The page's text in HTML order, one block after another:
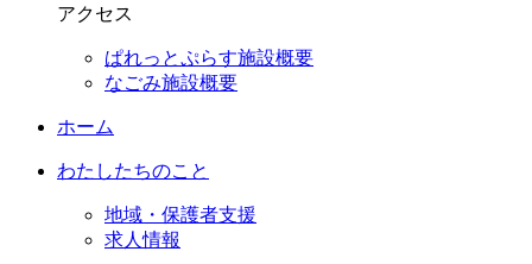
アクセス
ぱれっとぷらす施設概要
なごみ施設概要
ホーム
わたしたちのこと
地域・保護者支援
求人情報